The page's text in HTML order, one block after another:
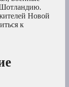
Новой
к